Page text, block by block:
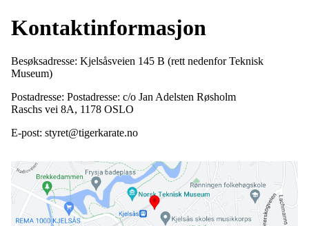
Kontaktinformasjon
Besøksadresse: Kjelsåsveien 145 B (rett nedenfor Teknisk
Museum)
Postadresse: Postadresse: c/o Jan Adelsten Røsholm
Raschs vei 8A, 1178 OSLO
E-post: styret@tigerkarate.no